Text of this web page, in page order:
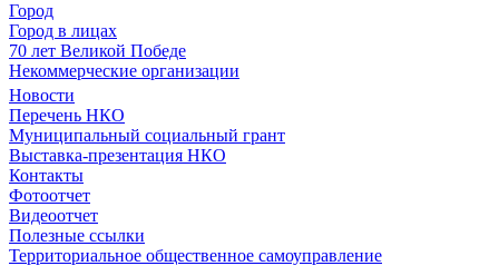
Город
Город в лицах
70 лет Великой Победе
Некоммерческие организации
Новости
Перечень НКО
Муниципальный социальный грант
Выставка-презентация НКО
Контакты
Фотоотчет
Видеоотчет
Полезные ссылки
Территориальное общественное самоуправление